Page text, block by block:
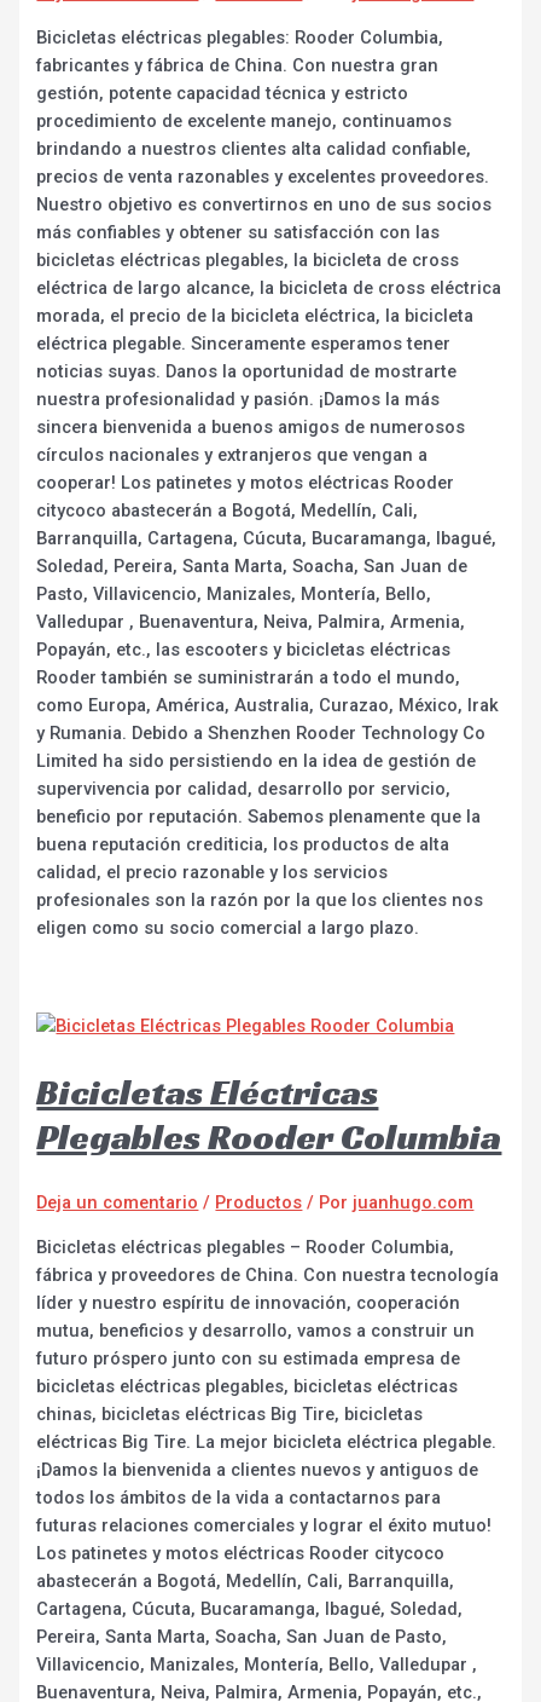
Bicicletas eléctricas plegables: Rooder Columbia,
fabricantes y fábrica de China. Con nuestra gran
gestión, potente capacidad técnica y estricto
procedimiento de excelente manejo, continuamos
brindando a nuestros clientes alta calidad confiable,
precios de venta razonables y excelentes proveedores.
Nuestro objetivo es convertirnos en uno de sus socios
más confiables y obtener su satisfacción con las
bicicletas eléctricas plegables, la bicicleta de cross
eléctrica de largo alcance, la bicicleta de cross eléctrica
morada, el precio de la bicicleta eléctrica, la bicicleta
eléctrica plegable. Sinceramente esperamos tener
noticias suyas. Danos la oportunidad de mostrarte
nuestra profesionalidad y pasión. ¡Damos la más
sincera bienvenida a buenos amigos de numerosos
círculos nacionales y extranjeros que vengan a
cooperar! Los patinetes y motos eléctricas Rooder
citycoco abastecerán a Bogotá, Medellín, Cali,
Barranquilla, Cartagena, Cúcuta, Bucaramanga, Ibagué,
Soledad, Pereira, Santa Marta, Soacha, San Juan de
Pasto, Villavicencio, Manizales, Montería, Bello,
Valledupar , Buenaventura, Neiva, Palmira, Armenia,
Popayán, etc., las escooters y bicicletas eléctricas
Rooder también se suministrarán a todo el mundo,
como Europa, América, Australia, Curazao, México, Irak
y Rumania. Debido a Shenzhen Rooder Technology Co
Limited ha sido persistiendo en la idea de gestión de
supervivencia por calidad, desarrollo por servicio,
beneficio por reputación. Sabemos plenamente que la
buena reputación crediticia, los productos de alta
calidad, el precio razonable y los servicios
profesionales son la razón por la que los clientes nos
eligen como su socio comercial a largo plazo.
Bicicletas Eléctricas
Plegables Rooder Columbia
Deja un comentario / Productos / Por juanhugo.com
Bicicletas eléctricas plegables – Rooder Columbia,
fábrica y proveedores de China. Con nuestra tecnología
líder y nuestro espíritu de innovación, cooperación
mutua, beneficios y desarrollo, vamos a construir un
futuro próspero junto con su estimada empresa de
bicicletas eléctricas plegables, bicicletas eléctricas
chinas, bicicletas eléctricas Big Tire, bicicletas
eléctricas Big Tire. La mejor bicicleta eléctrica plegable.
¡Damos la bienvenida a clientes nuevos y antiguos de
todos los ámbitos de la vida a contactarnos para
futuras relaciones comerciales y lograr el éxito mutuo!
Los patinetes y motos eléctricas Rooder citycoco
abastecerán a Bogotá, Medellín, Cali, Barranquilla,
Cartagena, Cúcuta, Bucaramanga, Ibagué, Soledad,
Pereira, Santa Marta, Soacha, San Juan de Pasto,
Villavicencio, Manizales, Montería, Bello, Valledupar ,
Buenaventura, Neiva, Palmira, Armenia, Popayán, etc.,